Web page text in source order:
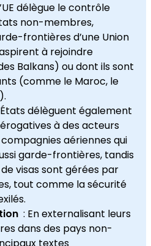
délègue le contrôle
non-membres,
frontières d’une Union
à rejoindre
Balkans) ou dont ils sont
(comme le Maroc, le
États délèguent également
à des acteurs
aériennes qui
garde-frontières, tandis
visas sont gérées par
tout comme la sécurité
: En externalisant leurs
dans des pays non-